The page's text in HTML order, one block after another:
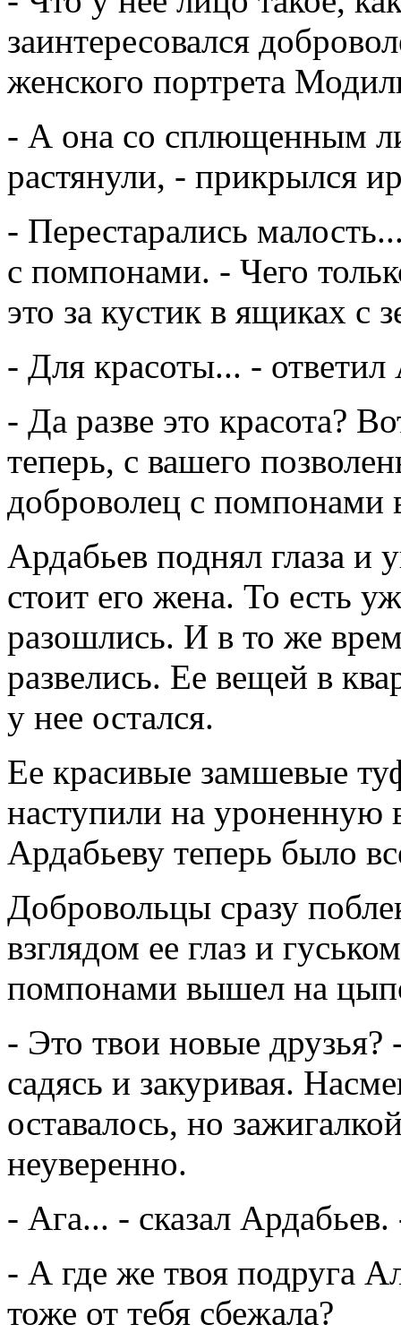
заинтересовался
женского портрета
- А она со сплющенным
растянули, - прикрылся
- Перестарались
с помпонами. - Чего
это за кустик в ящиках с
- Для красоты... - ответил
- Да разве это красота?
теперь, с вашего
доброволец с помпонами
Ардабьев поднял глаза и
стоит его жена. То есть
разошлись. И в то же
развелись. Ее вещей в
у нее остался.
Ее красивые замшевые
наступили на уроненную
Ардабьеву теперь было
Добровольцы сразу
взглядом ее глаз и
помпонами вышел на
- Это твои новые друзья?
садясь и закуривая.
оставалось, но
неуверенно.
- Ага... - сказал
- А где же твоя подруга
тоже от тебя сбежала?